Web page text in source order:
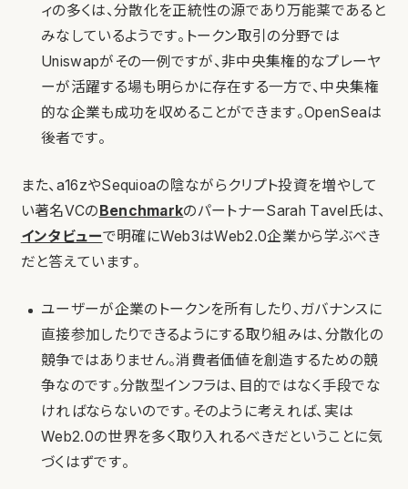
ィの多くは、分散化を正統性の源であり万能薬であると
みなしているようです。トークン取引の分野では
Uniswapがその一例ですが、非中央集権的なプレーヤ
ーが活躍する場も明らかに存在する一方で、中央集権
的な企業も成功を収めることができます。OpenSeaは
後者です。
また、a16zやSequioaの陰ながらクリプト投資を増やして
い著名VCのBenchmarkのパートナーSarah Tavel氏は、
インタビューで明確にWeb3はWeb2.0企業から学ぶべき
だと答えています。
ユーザーが企業のトークンを所有したり、ガバナンスに
直接参加したりできるようにする取り組みは、分散化の
競争ではありません。消費者価値を創造するための競
争なのです。分散型インフラは、目的ではなく手段でな
ければならないのです。そのように考えれば、実は
Web2.0の世界を多く取り入れるべきだということに気
づくはずです。